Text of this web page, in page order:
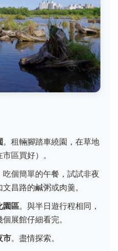
。租輛腳踏車繞園，在草地
區買好）。
吃個簡單的午餐，試試非夜
昌路的鹹粥或肉羹。
園區。與半日遊行程相同，
展館仔細看完。
市。盡情探索。